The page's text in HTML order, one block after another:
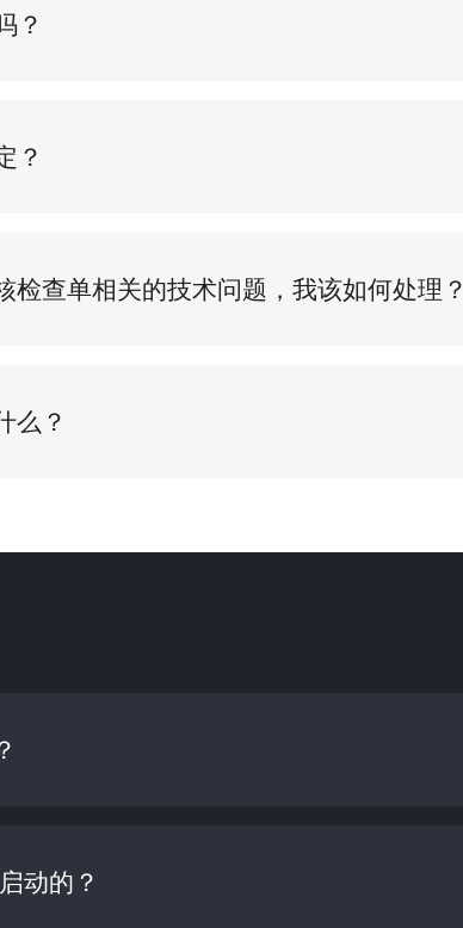
？
？
检查单相关的技术问题，我该如何处理？
么？
动的？